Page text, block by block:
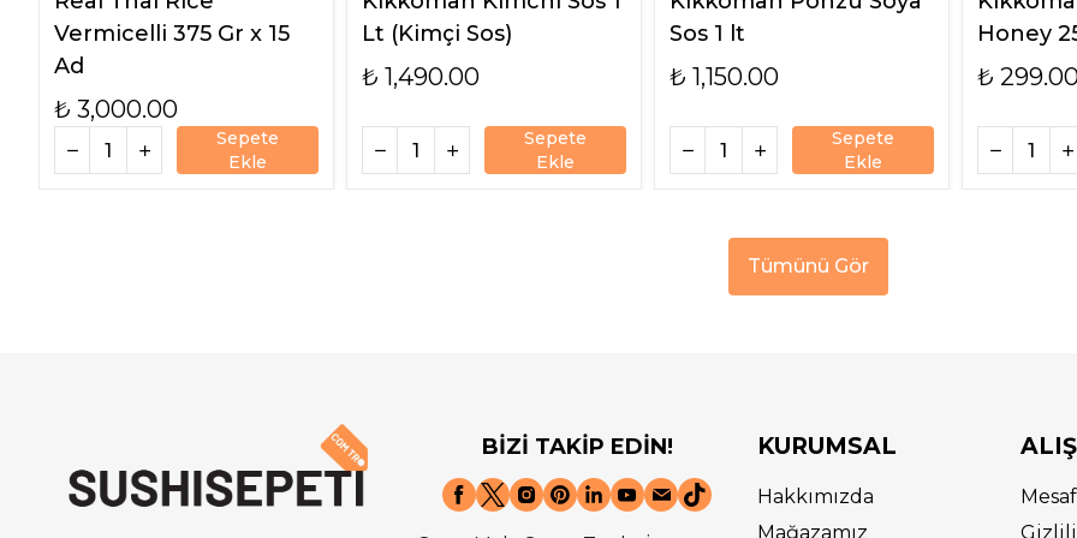
Vermicelli 375 Gr x 15
Ad
₺ 3,000.00
Sepete
Ekle
Lt (Kimçi Sos)
₺ 1,490.00
Sepete
Ekle
Sos 1 lt
₺ 1,150.00
Sepete
Ekle
Honey
₺
Tümünü Gör
BİZİ TAKİP EDİN! KURUMSAL
Hakkımızda
Mağazamız